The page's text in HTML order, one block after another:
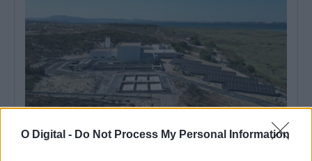
O Digital - Do Not Process My Personal Information